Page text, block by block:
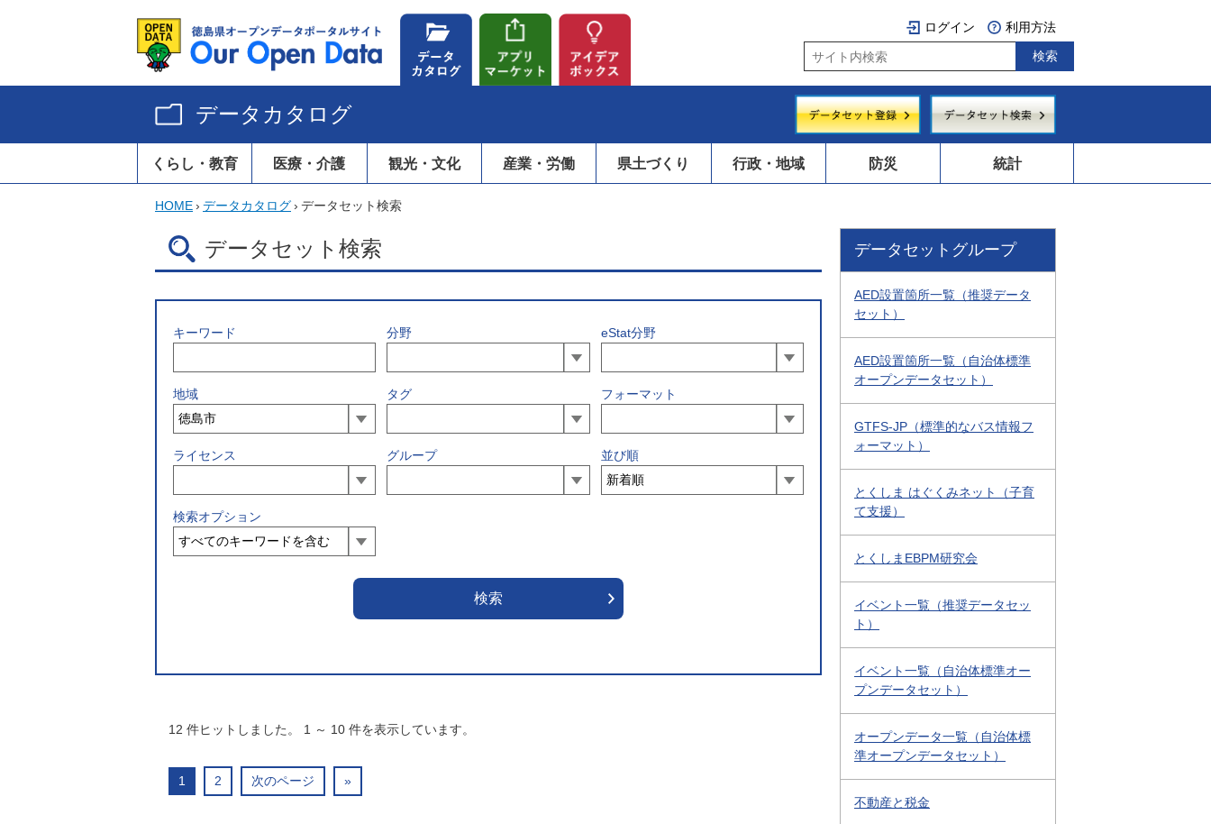
ログイン 利用方法
データカタログ
くらし・教育 医療・介護 観光・文化 産業・労働 県土づくり 行政・地域 防災 統計
HOME› データカタログ› データセット検索
データセット検索
キーワード 分野 eStat分野
地域 タグ フォーマット
ライセンス グループ 並び順
検索オプション
12 件ヒットしました。 1 ～ 10 件を表示しています。
1 2 次のページ »
データセットグループ
AED設置箇所一覧（推奨データ
セット）
AED設置箇所一覧（自治体標準
オープンデータセット）
GTFS-JP（標準的なバス情報フ
ォーマット）
とくしま はぐくみネット（子育
て支援）
とくしまEBPM研究会
イベント一覧（推奨データセッ
ト）
イベント一覧（自治体標準オー
プンデータセット）
オープンデータ一覧（自治体標
準オープンデータセット）
不動産と税金